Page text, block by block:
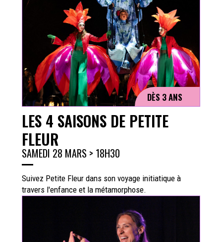
DÈS 3 ANS
LES 4 SAISONS DE PETITE
FLEUR
SAMEDI 28 MARS > 18H30
Suivez Petite Fleur dans son voyage initiatique à
travers l'enfance et la métamorphose.